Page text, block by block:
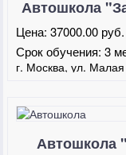
Автошкола
Цена:37000.00 руб.
Срок обучения:3
г. Москва, ул.
Автошкола